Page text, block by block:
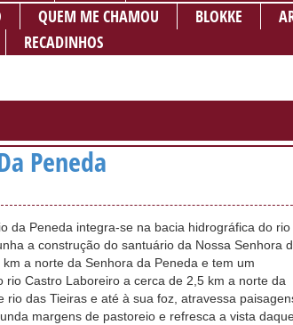
QUEM ME CHAMOU BLOKKE
RECADINHOS
Peneda
da Peneda integra-se na bacia hidrográfica do rio
a construção do santuário da Nossa Senhora
a norte da Senhora da Peneda e tem um
Castro Laboreiro a cerca de 2,5 km a norte da
das Tieiras e até à sua foz, atravessa
margens de pastoreio e refresca a vista